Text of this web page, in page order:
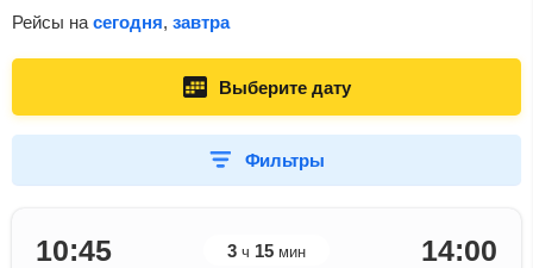
Рейсы на сегодня, завтра
Выберите дату
Фильтры
10:45 3 ч 15 мин 14:00